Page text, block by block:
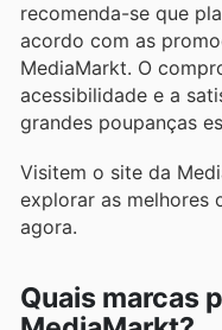
recomenda-se que
acordo com as
MediaMarkt. O
acessibilidade e a
grandes poupanças
Visitem o site da
explorar as melhores
agora.
Quais marcas